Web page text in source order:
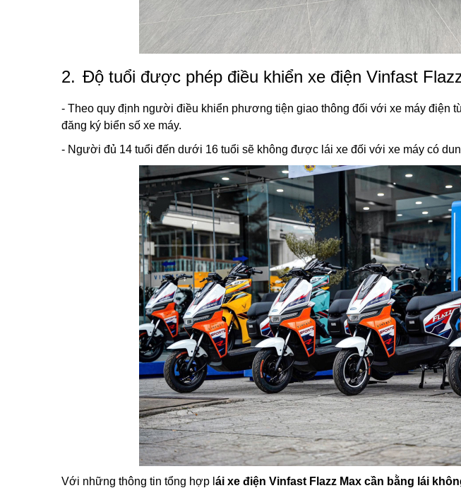
2. Độ tuổi được phép điều khiển xe điện Vinfast
- Theo quy định người điều khiển phương tiện giao thông đối với xe máy điện
đăng ký biển số xe máy.
- Người đủ 14 tuổi đến dưới 16 tuổi sẽ không được lái xe đối với xe máy có
Với những thông tin tổng hợp l ái xe điện Vinfast Flazz Max cần bằng lái